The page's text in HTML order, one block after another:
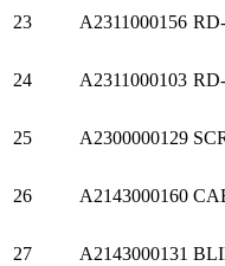
23 A2311000156
24 A2311000103
25 A2300000129
26 A2143000160
27 A2143000131